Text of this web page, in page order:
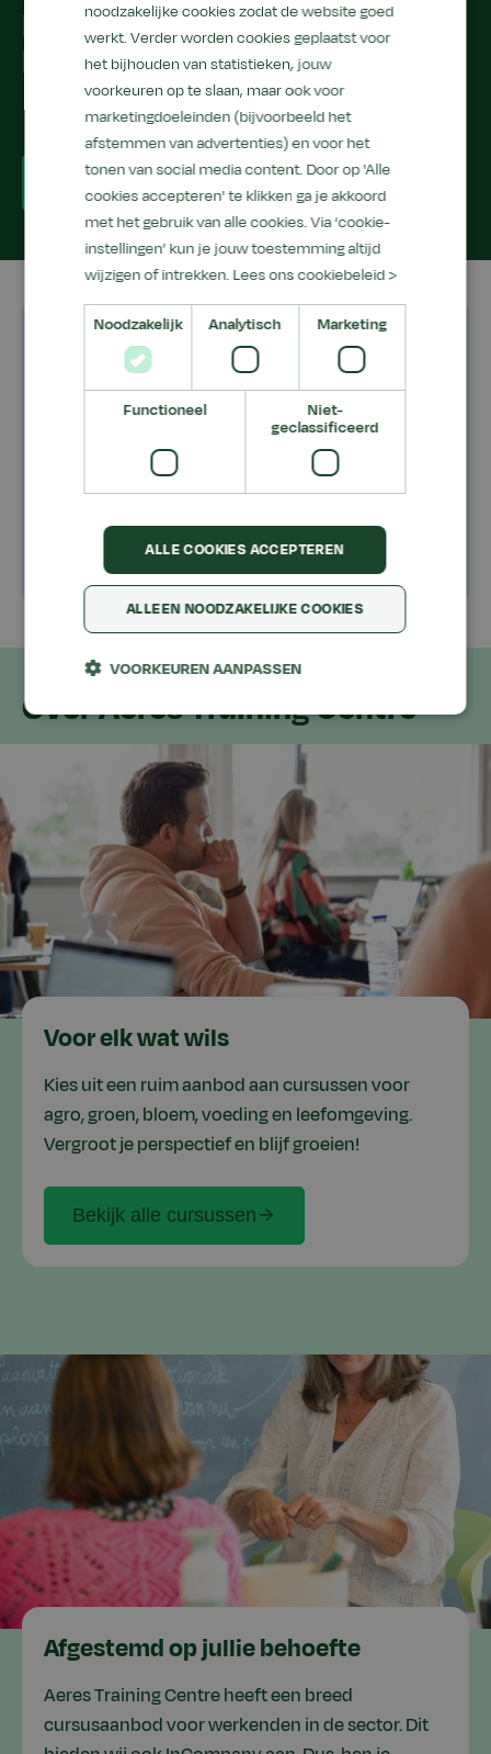
Bezoek Aeres MBO
Emmeloord
Balkan 16, 8303 GZ Emmeloord
Goed om te weten
Faciliteiten
Route en parkeren
Over Aeres Training Centre
Voor elk wat wils
Kies uit een ruim aanbod aan cursussen voor
agro, groen, bloem, voeding en leefomgeving.
Vergroot je perspectief en blijf groeien!
Bekijk alle cursussen
Afgestemd op jullie behoefte
Aeres Training Centre heeft een breed
cursusaanbod voor werkenden in de sector. Dit
noodzakelijke cookies zodat de website goed
werkt. Verder worden cookies geplaatst voor
het bijhouden van statistieken, jouw
voorkeuren op te slaan, maar ook voor
marketingdoeleinden (bijvoorbeeld het
afstemmen van advertenties) en voor het
tonen van social media content. Door op 'Alle
cookies accepteren' te klikken ga je akkoord
met het gebruik van alle cookies. Via ‘cookie-
instellingen’ kun je jouw toestemming altijd
wijzigen of intrekken. Lees ons cookiebeleid >
Noodzakelijk Analytisch Marketing
Functioneel
Niet-
geclassificeerd
ALLE COOKIES ACCEPTEREN
ALLEEN NOODZAKELIJKE COOKIES
VOORKEUREN AANPASSEN